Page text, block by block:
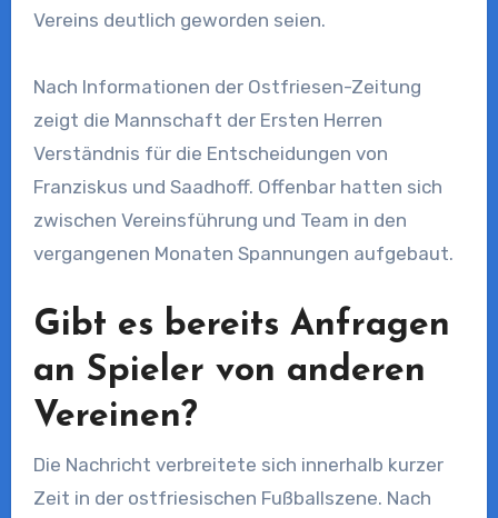
Vereins deutlich geworden seien.
Nach Informationen der Ostfriesen-Zeitung
zeigt die Mannschaft der Ersten Herren
Verständnis für die Entscheidungen von
Franziskus und Saadhoff. Offenbar hatten sich
zwischen Vereinsführung und Team in den
vergangenen Monaten Spannungen aufgebaut.
Gibt es bereits Anfragen
an Spieler von anderen
Vereinen?
Die Nachricht verbreitete sich innerhalb kurzer
Zeit in der ostfriesischen Fußballszene. Nach